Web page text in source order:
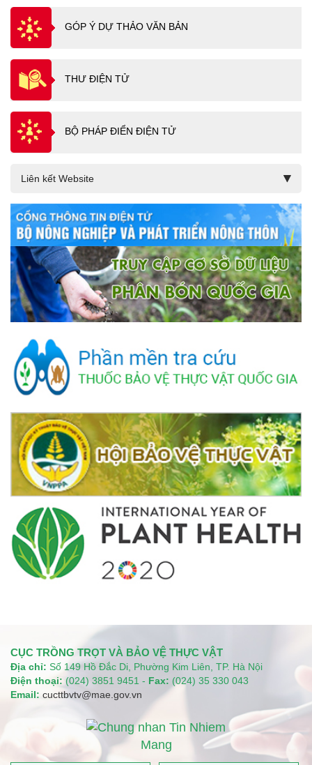
GÓP Ý DỰ THẢO VĂN BẢN
THƯ ĐIỆN TỬ
BỘ PHÁP ĐIỂN ĐIỆN TỬ
CỤC TRỒNG TRỌT VÀ BẢO VỆ THỰC VẬT
Địa chỉ: Số 149 Hồ Đắc Di, Phường Kim Liên, TP. Hà Nội
Điện thoại: (024) 3851 9451 - Fax: (024) 35 330 043
Email: cucttbvtv@mae.gov.vn